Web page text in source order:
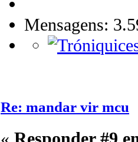
Mensagens:
Re: mandar vir mcu